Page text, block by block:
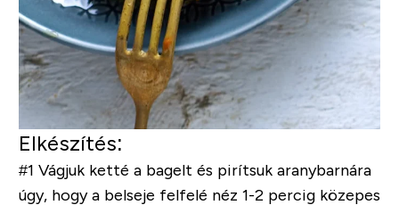
Elkészítés:
#1 Vágjuk ketté a bagelt és pirítsuk aranybarnára
úgy, hogy a belseje felfelé néz 1-2 percig közepes